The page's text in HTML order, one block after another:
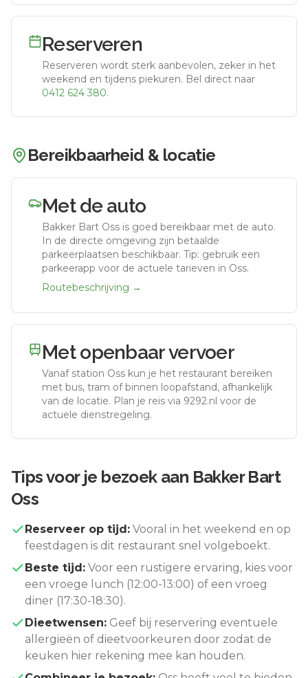
Reserveren
Reserveren wordt sterk aanbevolen, zeker in het
weekend en tijdens piekuren. Bel direct naar
0412 624 380.
Bereikbaarheid & locatie
Met de auto
Bakker Bart Oss is goed bereikbaar met de auto.
In de directe omgeving zijn betaalde
parkeerplaatsen beschikbaar. Tip: gebruik een
parkeerapp voor de actuele tarieven in Oss.
Routebeschrijving →
Met openbaar vervoer
Vanaf station Oss kun je het restaurant bereiken
met bus, tram of binnen loopafstand, afhankelijk
van de locatie. Plan je reis via 9292.nl voor de
actuele dienstregeling.
Tips voor je bezoek aan Bakker Bart
Oss
Reserveer op tijd: Vooral in het weekend en op
feestdagen is dit restaurant snel volgeboekt.
Beste tijd: Voor een rustigere ervaring, kies voor
een vroege lunch (12:00-13:00) of een vroeg
diner (17:30-18:30).
Dieetwensen: Geef bij reservering eventuele
allergieën of dieetvoorkeuren door zodat de
keuken hier rekening mee kan houden.